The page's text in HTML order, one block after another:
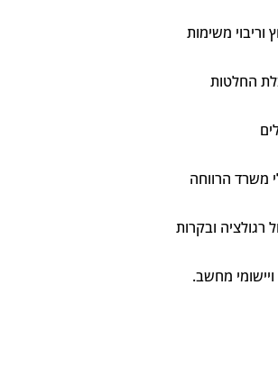
משימות
החלטות
משרד הרווחה
רגולציה ובקרות
מחשב.